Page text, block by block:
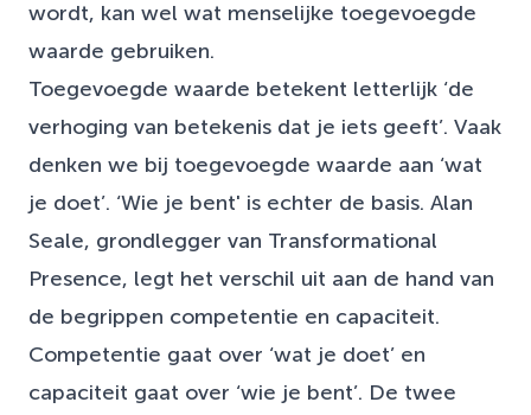
wordt, kan wel wat menselijke toegevoegde
waarde gebruiken.
Toegevoegde waarde betekent letterlijk ‘de
verhoging van betekenis dat je iets geeft’. Vaak
denken we bij toegevoegde waarde aan ‘wat
je doet’. ‘Wie je bent' is echter de basis. Alan
Seale, grondlegger van Transformational
Presence, legt het verschil uit aan de hand van
de begrippen competentie en capaciteit.
Competentie gaat over ‘wat je doet’ en
capaciteit gaat over ‘wie je bent’. De twee